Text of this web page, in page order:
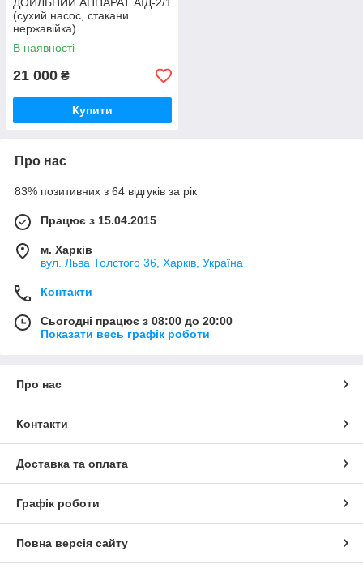
ДОИЛЬНИЙ АППАРАТ АІД-2/1
(сухий насос, стакани
нержавійка)
В наявності
21 000 ₴
Купити
Про нас
83% позитивних з 64 відгуків за рік
Працює з 15.04.2015
м. Харків
вул. Льва Толстого 36, Харків, Україна
Контакти
Сьогодні працює з 08:00 до 20:00
Показати весь графік роботи
Про нас
Контакти
Доставка та оплата
Графік роботи
Повна версія сайту